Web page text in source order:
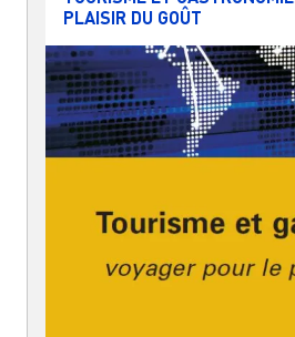
PLAISIR DU GOÛT